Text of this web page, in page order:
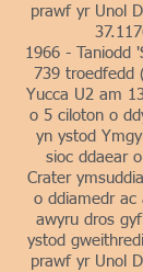
prawf yr Unol
1966 - Taniodd
739 troedfedd
Yucca U2 am
o 5 ciloton o
yn ystod
sioc ddaear
Crater
o ddiamedr ac
awyru dros
ystod
prawf yr Unol